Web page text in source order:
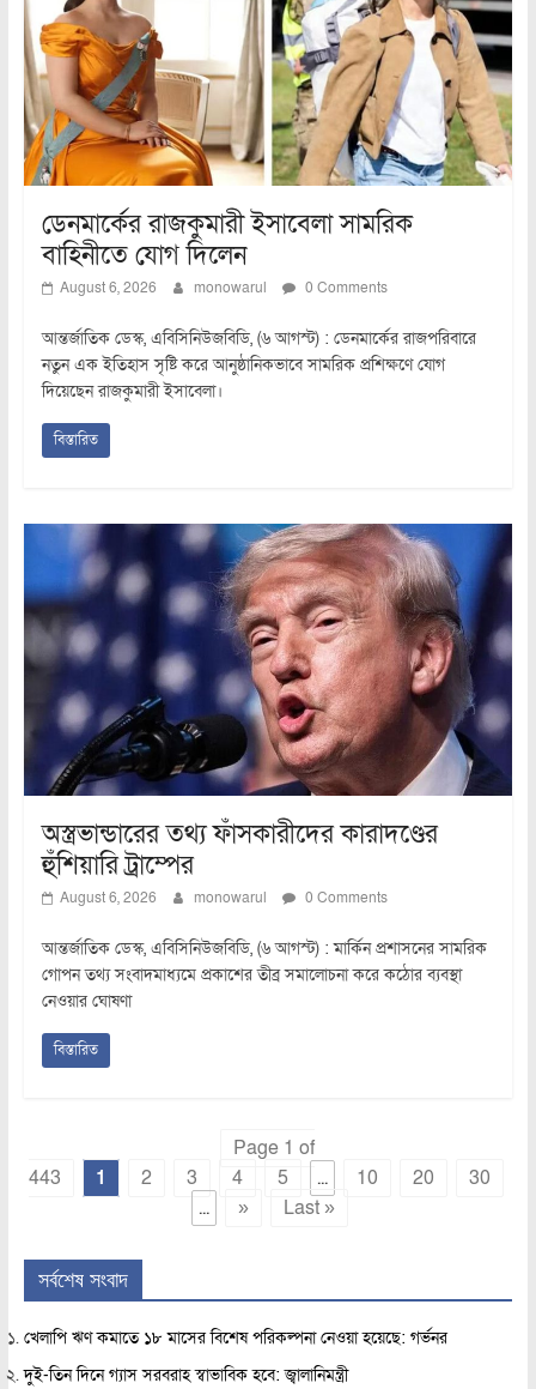
ডেনমার্কের রাজকুমারী ইসাবেলা সামরিক
বাহিনীতে যোগ দিলেন
August 6, 2026 monowarul 0 Comments
আন্তর্জাতিক ডেস্ক, এবিসিনিউজবিডি, (৬ আগস্ট) : ডেনমার্কের রাজপরিবারে
নতুন এক ইতিহাস সৃষ্টি করে আনুষ্ঠানিকভাবে সামরিক প্রশিক্ষণে যোগ
দিয়েছেন রাজকুমারী ইসাবেলা।
বিস্তারিত
অস্ত্রভান্ডারের তথ্য ফাঁসকারীদের কারাদণ্ডের
হুঁশিয়ারি ট্রাম্পের
August 6, 2026 monowarul 0 Comments
আন্তর্জাতিক ডেস্ক, এবিসিনিউজবিডি, (৬ আগস্ট) : মার্কিন প্রশাসনের সামরিক
গোপন তথ্য সংবাদমাধ্যমে প্রকাশের তীব্র সমালোচনা করে কঠোর ব্যবস্থা
নেওয়ার ঘোষণা
বিস্তারিত
Page 1 of
443
1 2 3 4 5 ... 10 20
30
...
» Last »
সর্বশেষ সংবাদ
খেলাপি ঋণ কমাতে ১৮ মাসের বিশেষ পরিকল্পনা নেওয়া হয়েছে: গর্ভনর
দুই-তিন দিনে গ্যাস সরবরাহ স্বাভাবিক হবে: জ্বালানিমন্ত্রী